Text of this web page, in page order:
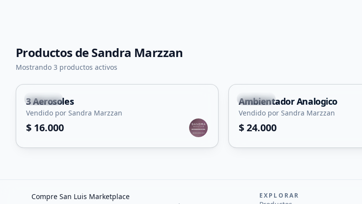
Productos deSandra Marzzan
Mostrando 3 productos activos
Capital
3 Aerosoles
Vendido por Sandra Marzzan
$ 16.000
Capital
Ambientador Analogico
Vendido por Sandra Marzzan
$ 24.000
Compre San Luis Marketplace
EXPLORAR